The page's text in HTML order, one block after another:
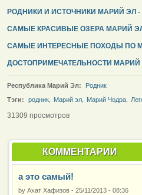
РОДНИКИ И ИСТОЧНИКИ МАРИЙ ЭЛ -
САМЫЕ КРАСИВЫЕ ОЗЕРА МАРИЙ ЭЛ
САМЫЕ ИНТЕРЕСНЫЕ ПОХОДЫ ПО
ДОСТОПРИМЕЧАТЕЛЬНОСТИ МАРИЙ
Республика Марий Эл:
Родник
Тэги:
родник Марий эл Марий Чодра
31309 просмотров
КОММЕНТАРИИ
а это самый!
by Ахат Хафизов - 25/11/2013 - 08:36